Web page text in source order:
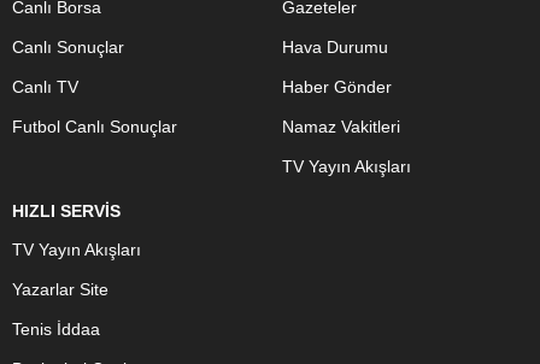
Canlı Borsa
Canlı Sonuçlar
Canlı TV
Futbol Canlı Sonuçlar
Gazeteler
Hava Durumu
Haber Gönder
Namaz Vakitleri
TV Yayın Akışları
HIZLI SERVİS
TV Yayın Akışları
Yazarlar Site
Tenis İddaa